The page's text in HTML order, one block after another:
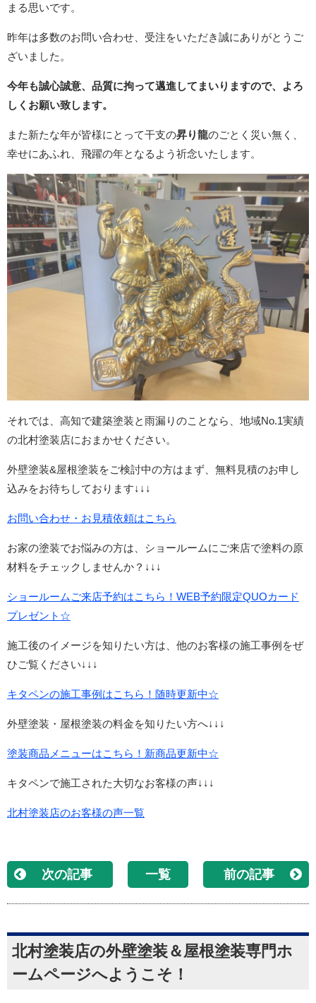
まる思いです。
昨年は多数のお問い合わせ、受注をいただき誠にありがとうご
ざいました。
今年も誠心誠意、品質に拘って邁進してまいりますので、よろ
しくお願い致します。
また新たな年が皆様にとって干支の昇り龍のごとく災い無く、
幸せにあふれ、飛躍の年となるよう祈念いたします。
それでは、高知で建築塗装と雨漏りのことなら、地域No.1実績
の北村塗装店におまかせください。
外壁塗装&屋根塗装をご検討中の方はまず、無料見積のお申し
込みをお待ちしております↓↓↓
お問い合わせ・お見積依頼はこちら
お家の塗装でお悩みの方は、ショールームにご来店で塗料の原
材料をチェックしませんか？↓↓↓
ショールームご来店予約はこちら！WEB予約限定QUOカード
プレゼント☆
施工後のイメージを知りたい方は、他のお客様の施工事例をぜ
ひご覧ください↓↓↓
キタペンの施工事例はこちら！随時更新中☆
外壁塗装・屋根塗装の料金を知りたい方へ↓↓↓
塗装商品メニューはこちら！新商品更新中☆
キタペンで施工された大切なお客様の声↓↓↓
北村塗装店のお客様の声一覧
次の記事 一覧 前の記事
北村塗装店の外壁塗装＆屋根塗装専門ホ
ームページへようこそ！